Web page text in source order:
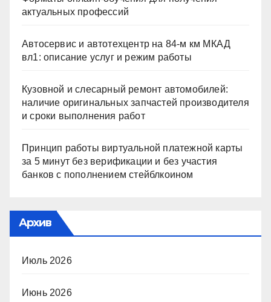
актуальных профессий
Автосервис и автотехцентр на 84-м км МКАД
вл1: описание услуг и режим работы
Кузовной и слесарный ремонт автомобилей:
наличие оригинальных запчастей производителя
и сроки выполнения работ
Принцип работы виртуальной платежной карты
за 5 минут без верификации и без участия
банков с пополнением стейблкоином
Архив
Июль 2026
Июнь 2026